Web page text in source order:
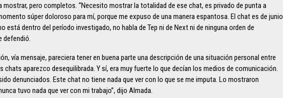
mostrar, pero completos. “Necesito mostrar la totalidad de ese chat, es privado de punta a
súper doloroso para mí, porque me expuso de una manera espantosa. El chat es de junio
está dentro del período investigado, no habla de Tep ni de Next ni de ninguna orden de
defendió.
vía mensaje, pareciera tener en buena parte una descripción de una situación personal entre
chats aparezco desequilibrada. Y sí, era muy fuerte lo que decían los medios de comunicación.
denunciados. Este chat no tiene nada que ver con lo que se me imputa. Lo mostraron
tuvo nada que ver con mi trabajo”, dijo Almada.